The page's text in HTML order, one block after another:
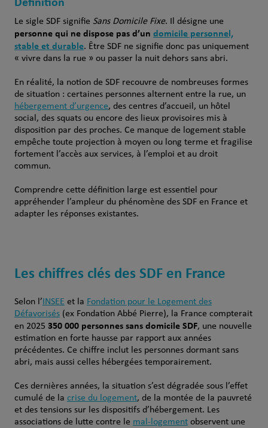
Le sigle SDF signifie Sans Domicile Fixe. Il désigne une
personne qui ne dispose pas d’un domicile personnel,
stable et durable. Être SDF ne signifie donc pas uniquement
« vivre dans la rue » ou passer la nuit dehors sans abri.
En réalité, la notion de SDF recouvre de nombreuses formes
de situation : certaines personnes alternent entre la rue, un
hébergement d’urgence, des centres d’accueil, un hôtel
social, des squats ou encore des lieux provisoires mis à
disposition par des proches. Ce manque de logement stable
empêche toute projection à moyen ou long terme et fragilise
fortement l’accès aux services, à l’emploi et au droit
commun.
Comprendre cette définition large est essentiel pour
appréhender l’ampleur du phénomène des SDF en France et
adapter les réponses existantes.
Les chiffres clés des SDF en France
Selon l’INSEE et la Fondation pour le Logement des
Défavorisés(ex Fondation Abbé Pierre), la France compterait
en 2025 350 000 personnes sans domicile SDF, une nouvelle
estimation en forte hausse par rapport aux années
précédentes. Ce chiffre inclut les personnes dormant sans
abri, mais aussi celles hébergées temporairement.
Ces dernières années, la situation s’est dégradée sous l’effet
cumulé de la crise du logement, de la montée de la pauvreté
et des tensions sur les dispositifs d’hébergement. Les
associations de lutte contre le mal-logementobservent une